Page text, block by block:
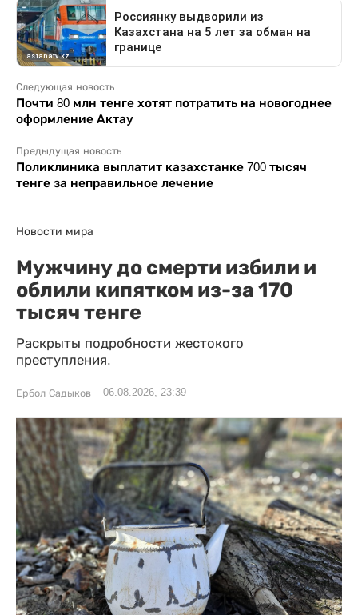
Следующая новость
Почти 80 млн тенге хотят потратить на новогоднее
оформление Актау
Предыдущая новость
Поликлиника выплатит казахстанке 700 тысяч
тенге за неправильное лечение
Новости мира
Мужчину до смерти избили и
облили кипятком из-за 170
тысяч тенге
Раскрыты подробности жестокого
преступления.
Ербол Садыков 06.08.2026, 23:39